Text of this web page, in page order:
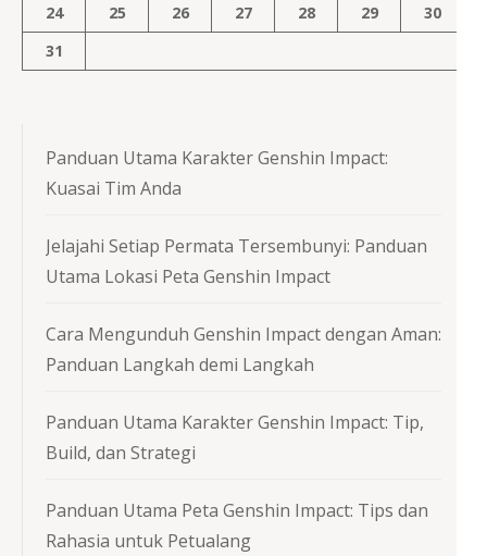
24
25 26 27 28 29
30
31
Panduan Utama Karakter Genshin Impact:
Kuasai Tim Anda
Jelajahi Setiap Permata Tersembunyi: Panduan
Utama Lokasi Peta Genshin Impact
Cara Mengunduh Genshin Impact dengan Aman:
Panduan Langkah demi Langkah
Panduan Utama Karakter Genshin Impact: Tip,
Build, dan Strategi
Panduan Utama Peta Genshin Impact: Tips dan
Rahasia untuk Petualang